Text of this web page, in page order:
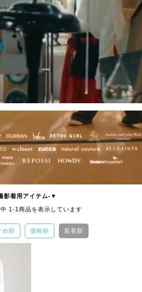
影着用アイテム-▼
1-1商品を表示しています
め順 価格順 新着順